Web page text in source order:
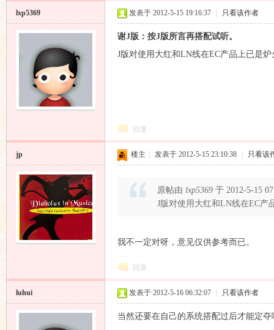
lxp5369 发表于 2012-5-15 19:16:37 只看该作者
谢J版：按J版所言再搭配试听。
J版对使用大红和LN线在EC产品上已是
回复
jp 楼主 发表于 2012-5-15 23:10:38 只看该
原帖由 lxp5369于 2012-5-15
J版对使用大红和LN线在EC产
我不一定对呀，意见仅供参考而已。
回复
luhui 发表于 2012-5-16 06:32:07 只看该作者
当然还要在自己的系统搭配过后才能定夺